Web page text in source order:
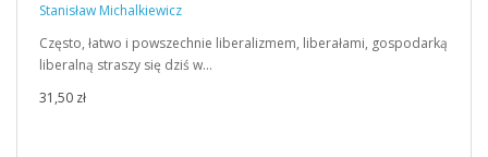
Stanisław Michalkiewicz
Często, łatwo i powszechnie liberalizmem, liberałami, gospodarką
liberalną straszy się dziś w…
31,50 zł